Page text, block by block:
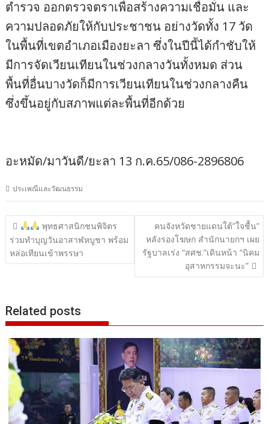
ตำรวจ ออกตรวจตราเพื่อสร้างความเชื่อมั่น และ
ความปลอดภัยให้กับประชาชน อย่างวัดทั้ง 17 วัด
ในพื้นที่เขตอำเภอเมืองยะลา ซึ่งในปีนี้ได้กำชับให้
มีการจัดเวียนเทียนในช่วงกลางวันทั้งหมด ส่วน
พื้นที่อื่นบางวัดก็มีการเวียนเทียนในช่วงกลางคืน
ซึ่งขึ้นอยู่กับสภาพแต่ละพื้นที่อีกด้วย
อะหมัด/มาวันดี/ยะลา 13 ก.ค.65/086-2896806
ประเพณีและวัฒนธรรม
แนะแนว
เรื่อง
พุทธศาสนิกชนพิจิตร
ร่วมทำบุญวันอาสาฬหบูชา พร้อม
หล่อเทียนเข้าพรรษา
คนจังหวัดชายแดนใต้”ใจชื้น”
หลังรองโฆษก สำนักนายกฯ เผย
รัฐบาลเร่ง “สศช.”เดินหน้า “นิคม
อุสาหกรรมจะนะ”
Related posts